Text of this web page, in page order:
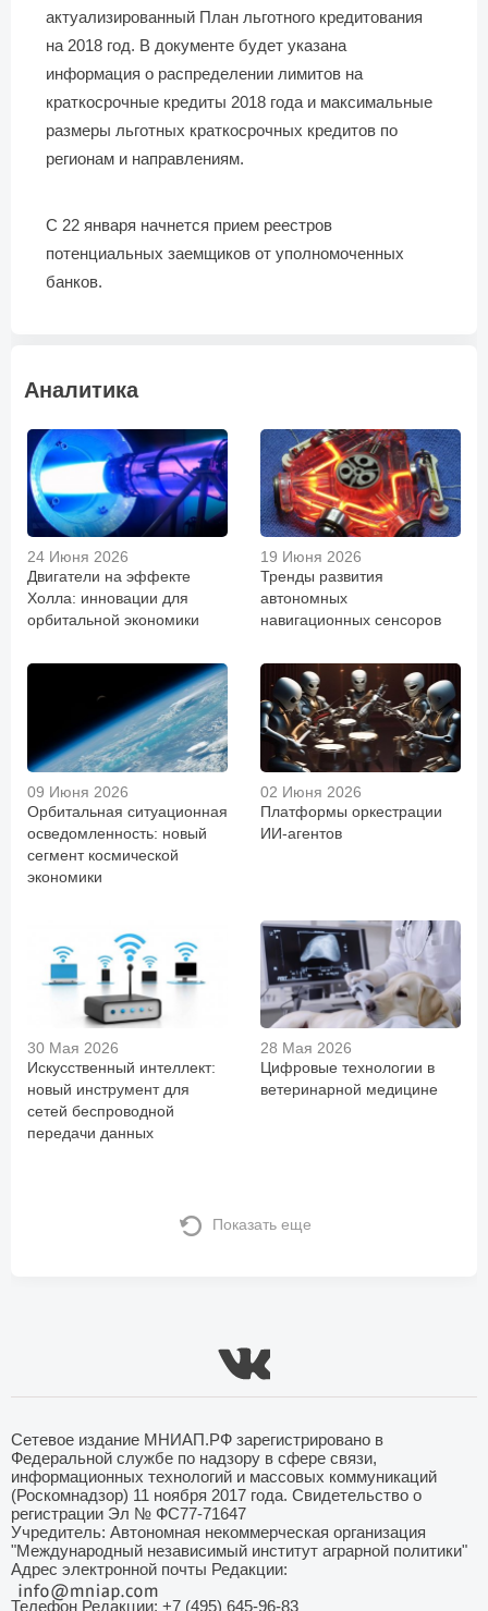
актуализированный План льготного кредитования
на 2018 год. В документе будет указана
информация о распределении лимитов на
краткосрочные кредиты 2018 года и максимальные
размеры льготных краткосрочных кредитов по
регионам и направлениям.
С 22 января начнется прием реестров
потенциальных заемщиков от уполномоченных
банков.
Аналитика
24 Июня 2026
Двигатели на эффекте
Холла: инновации для
орбитальной экономики
19 Июня 2026
Тренды развития
автономных
навигационных сенсоров
09 Июня 2026
Орбитальная ситуационная
осведомленность: новый
сегмент космической
экономики
02 Июня 2026
Платформы оркестрации
ИИ-агентов
30 Мая 2026
Искусственный интеллект:
новый инструмент для
сетей беспроводной
передачи данных
28 Мая 2026
Цифровые технологии в
ветеринарной медицине
Показать еще
Сетевое издание МНИАП.РФ зарегистрировано в
Федеральной службе по надзору в сфере связи,
информационных технологий и массовых коммуникаций
(Роскомнадзор) 11 ноября 2017 года. Свидетельство о
регистрации Эл № ФС77-71647
Учредитель: Автономная некоммерческая организация
"Международный независимый институт аграрной политики"
Адрес электронной почты Редакции:
Телефон Редакции: +7 (495) 645-96-83